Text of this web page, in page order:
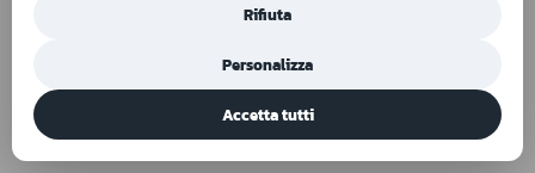
Rifiuta
Personalizza
Accetta tutti